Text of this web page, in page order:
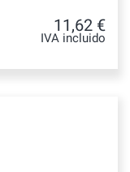
11,62 €
IVA incluido